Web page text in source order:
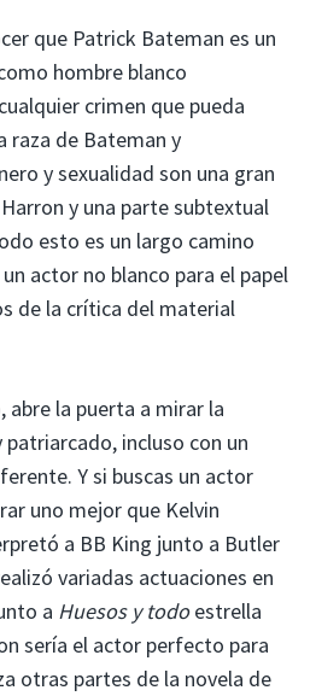
que Patrick Bateman es un
hombre blanco
crimen que pueda
raza de Bateman y
y sexualidad son una gran
y una parte subtextual
esto es un largo camino
actor no blanco para el papel
de la crítica del material
la puerta a mirar la
incluso con un
Y si buscas un actor
uno mejor que Kelvin
a BB King junto a Butler
variadas actuaciones en
a Huesos y todoestrella
sería el actor perfecto para
otras partes de la novela de